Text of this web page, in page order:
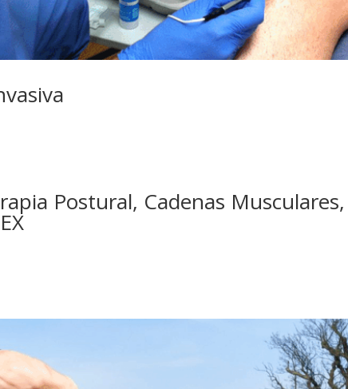
Postural, Cadenas Musculares,